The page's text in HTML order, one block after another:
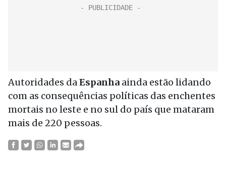
Autoridades daEspanha ainda estão lidando
com as consequências políticas das enchentes
mortais no leste e no sul do país que mataram
mais de 220 pessoas.